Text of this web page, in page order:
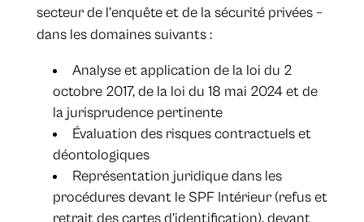
secteur de l’enquête et de la sécurité privées –
dans les domaines suivants :
Analyse et application de la loi du 2
octobre 2017, de la loi du 18 mai 2024 et de
la jurisprudence pertinente
Évaluation des risques contractuels et
déontologiques
Représentation juridique dans les
procédures devant le SPF Intérieur (refus et
retrait des cartes d’identification), devant